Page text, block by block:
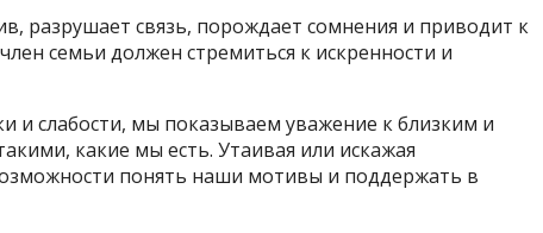
разрушает связь, порождает сомнения и приводит к
семьи должен стремиться к искренности и
и слабости, мы показываем уважение к близким и
какие мы есть. Утаивая или искажая
понять наши мотивы и поддержать в